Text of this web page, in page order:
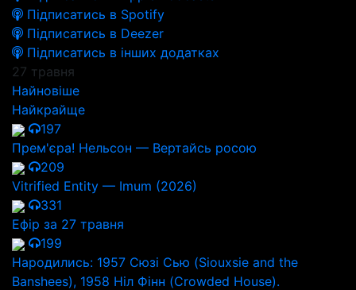
Підписатись в Spotify
Підписатись в Deezer
Підписатись в інших додатках
27 травня
Найновіше
Найкрайще
197
Прем'єра! Нельсон — Вертайсь росою
209
Vitrified Entity — Imum (2026)
331
Ефір за 27 травня
199
Народились: 1957 Сюзі Сью (Siouxsie and the
Banshees), 1958 Ніл Фінн (Crowded House).